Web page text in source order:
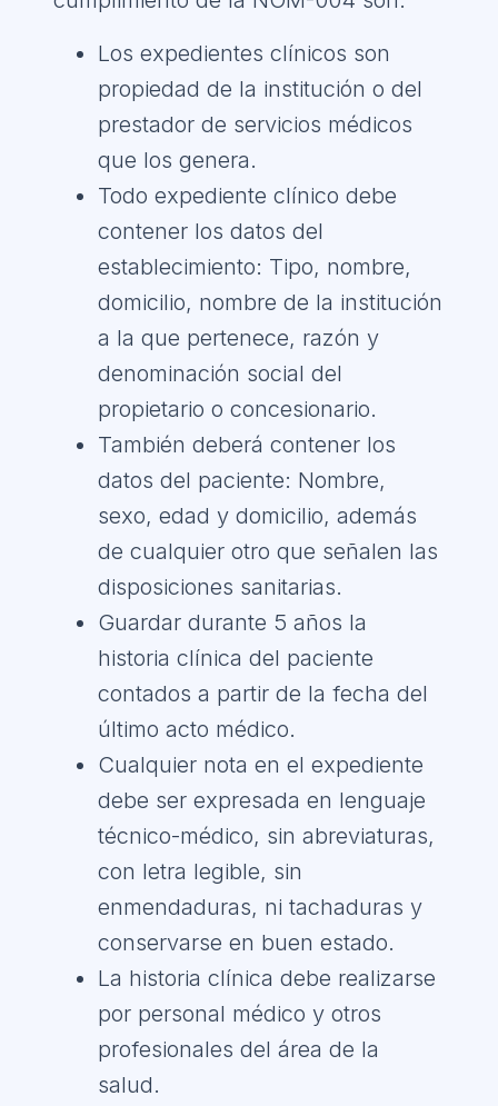
Los expedientes clínicos son
propiedad de la institución o del
prestador de servicios médicos
que los genera.
Todo expediente clínico debe
contener los datos del
establecimiento: Tipo, nombre,
domicilio, nombre de la institución
a la que pertenece, razón y
denominación social del
propietario o concesionario.
También deberá contener los
datos del paciente: Nombre,
sexo, edad y domicilio, además
de cualquier otro que señalen las
disposiciones sanitarias.
Guardar durante 5 años la
historia clínica del paciente
contados a partir de la fecha del
último acto médico.
Cualquier nota en el expediente
debe ser expresada en lenguaje
técnico-médico, sin abreviaturas,
con letra legible, sin
enmendaduras, ni tachaduras y
conservarse en buen estado.
La historia clínica debe realizarse
por personal médico y otros
profesionales del área de la
salud.